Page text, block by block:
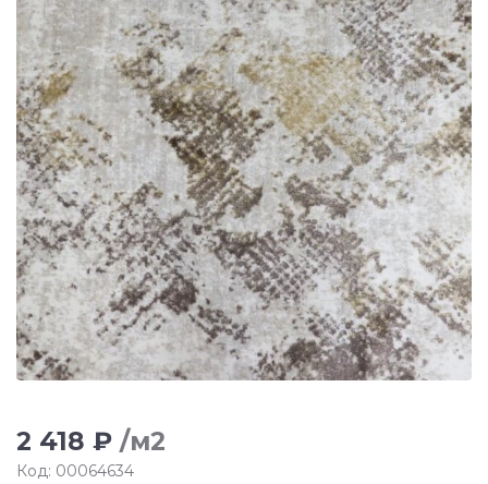
2 418 ₽ /м2
Код: 00064634